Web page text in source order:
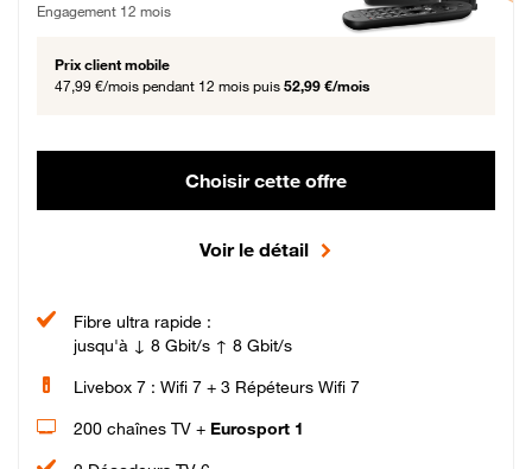
Engagement 12 mois
Prix client mobile
47,99 €/mois pendant 12 mois puis 52,99 €/mois
Choisir cette offre
Voir le détail
Fibre ultra rapide :
jusqu'à ↓ 8 Gbit/s ↑ 8 Gbit/s
Livebox 7 : Wifi 7 + 3 Répéteurs Wifi 7
200 chaînes TV + Eurosport 1